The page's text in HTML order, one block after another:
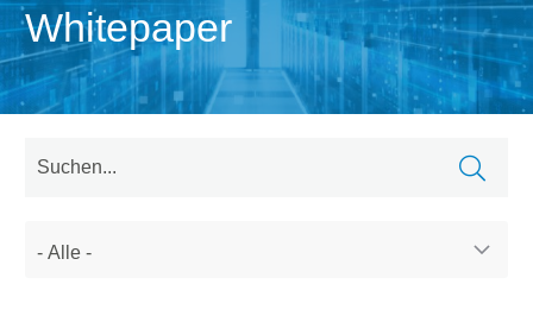
Whitepaper